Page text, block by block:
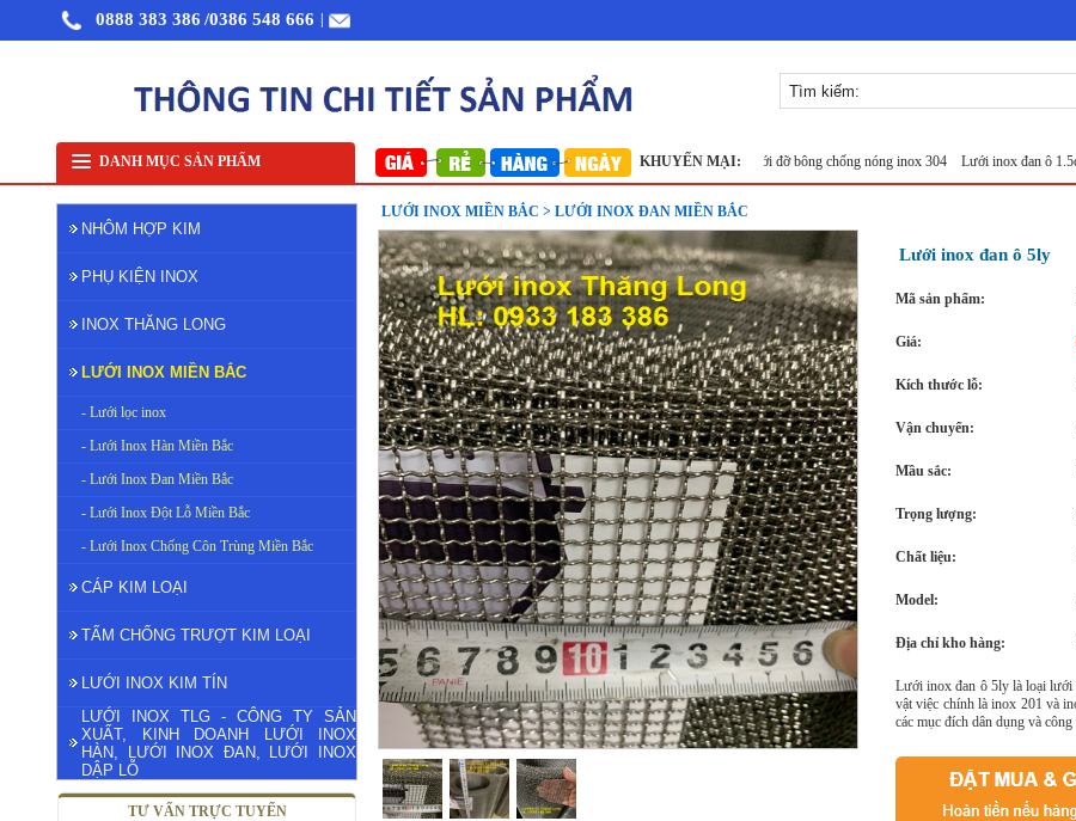
0888 383 386 /0386 548 666
DANH MỤC SẢN PHẨM KHUYẾN MẠI:
Nhôm cuộn cắt lẻ Nhôm cuộn A1050 Nhôm bảo ôn cuộn mỏng A1050 Lưới inox 304 Lưới inox Miền Bắc Lưới đỡ bông chống nóng inox 304 Lưới inox đan ô 1.5cm 304
NHÔM HỢP KIM
PHỤ KIỆN INOX
INOX THĂNG LONG
LƯỚI INOX MIỀN BẮC
- Lưới lọc inox
- Lưới Inox Hàn Miền Bắc
- Lưới Inox Đan Miền Bắc
- Lưới Inox Đột Lỗ Miền Bắc
- Lưới Inox Chống Côn Trùng Miền Bắc
CÁP KIM LOẠI
TẤM CHỐNG TRƯỢT KIM LOẠI
LƯỚI INOX KIM TÍN
LƯỚI INOX TLG - CÔNG TY SẢN
XUẤT, KINH DOANH LƯỚI INOX
HÀN, LƯỚI INOX ĐAN, LƯỚI INOX
DẬP LỖ
TƯ VẤN TRỰC TUYẾN
LƯỚI INOX MIỀN BẮC > LƯỚI INOX ĐAN MIỀN BẮC
Lưới inox đan ô 5ly
Mã sản phẩm:
Giá:
Kích thước lỗ:
Vận chuyển:
Mầu sắc:
Trọng lượng:
Chất liệu:
Model:
Địa chỉ kho hàng:
Lưới inox đan ô 5ly là loại lưới
vật việc chính là inox 201 và
các mục đích dân dụng và công